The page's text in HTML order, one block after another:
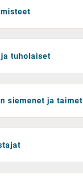
tuholaiset
siemenet ja taimet